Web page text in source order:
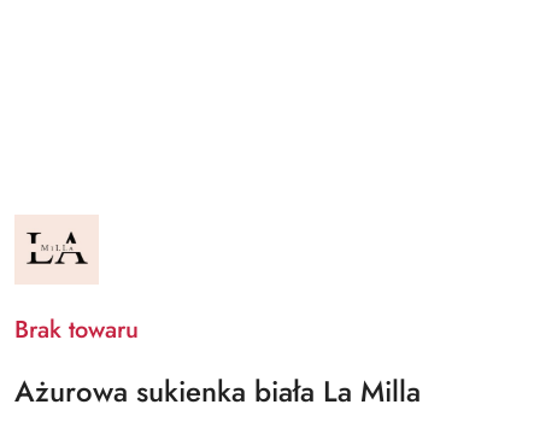
NAZWA
PRODUCENTA:
LA
MILLA
Brak towaru
Ażurowa sukienka biała La Milla